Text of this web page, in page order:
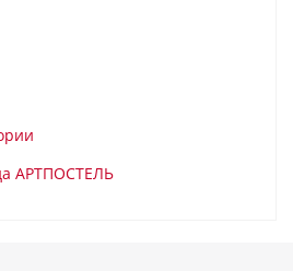
АРТПОСТЕЛЬ